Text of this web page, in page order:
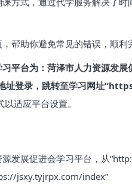
帮助你避免常见的错误，顺利
平台为：菏泽市人力资源发展
登录，跳转至学习网址
适应平台设置。
发展促进会学习平台，从
jsxy.tyjrpx.com/index”